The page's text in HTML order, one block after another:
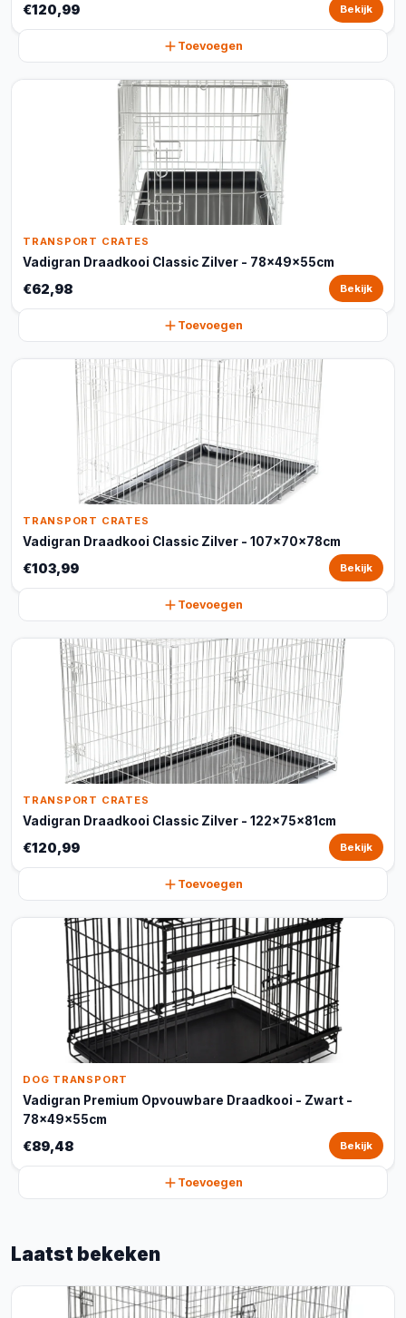
€120,99 Bekijk
Toevoegen
TRANSPORT CRATES
Vadigran Draadkooi Classic Zilver - 78x49x55cm
€62,98 Bekijk
Toevoegen
TRANSPORT CRATES
Vadigran Draadkooi Classic Zilver - 107x70x78cm
€103,99 Bekijk
Toevoegen
TRANSPORT CRATES
Vadigran Draadkooi Classic Zilver - 122x75x81cm
€120,99 Bekijk
Toevoegen
DOG TRANSPORT
Vadigran Premium Opvouwbare Draadkooi - Zwart -
78x49x55cm
€89,48 Bekijk
Toevoegen
Laatst bekeken